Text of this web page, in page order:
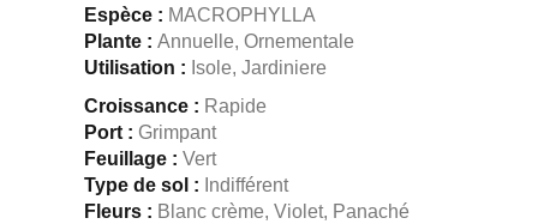
Espèce : MACROPHYLLA
Plante : Annuelle, Ornementale
Utilisation : Isole, Jardiniere
Croissance : Rapide
Port : Grimpant
Feuillage : Vert
Type de sol : Indifférent
Fleurs : Blanc crème, Violet, Panaché